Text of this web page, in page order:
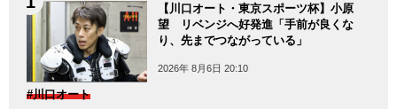
【川口オート・東京スポーツ杯】小原
望 リベンジへ好発進「手前が良くな
り、先までつながっている」
2026年 8月6日 20:10
#川口オート